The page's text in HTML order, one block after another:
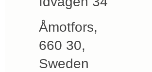
Åmotfors,
660 30,
Sweden